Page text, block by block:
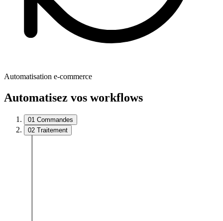
Automatisation e-commerce
Automatisez vos workflows
01 Commandes
02 Traitement